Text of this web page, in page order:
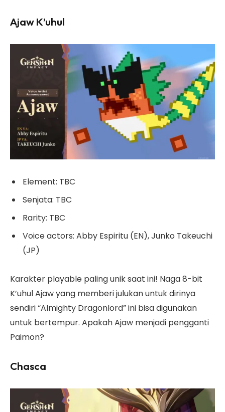
Ajaw K’uhul
Element: TBC
Senjata: TBC
Rarity: TBC
Voice actors: Abby Espiritu (EN), Junko Takeuchi
(JP)
Karakter playable paling unik saat ini! Naga 8-bit
K’uhul Ajaw yang memberi julukan untuk dirinya
sendiri “Almighty Dragonlord” ini bisa digunakan
untuk bertempur. Apakah Ajaw menjadi pengganti
Paimon?
Chasca